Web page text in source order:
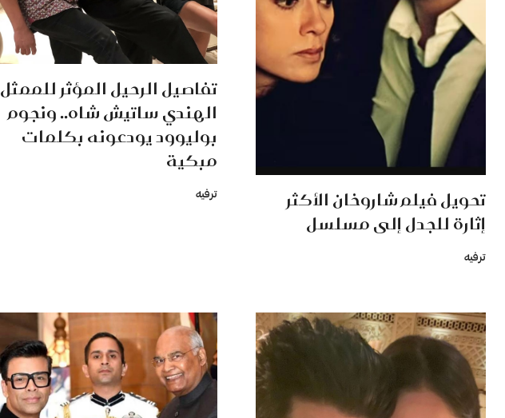
تحويل فيلم شاروخان الأكثر
إثارة للجدل إلى مسلسل
ترفيه
تفاصيل الرحيل المؤثر للممثل
الهندي ساتيش شاه.. ونجوم
بوليوود يودعونه بكلمات
مبكية
ترفيه